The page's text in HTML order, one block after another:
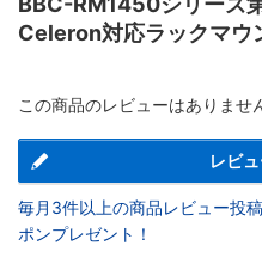
Celeron対応ラックマウ
この商品のレビューはありませ
レビ
毎月3件以上の商品レビュー投
ポンプレゼント！